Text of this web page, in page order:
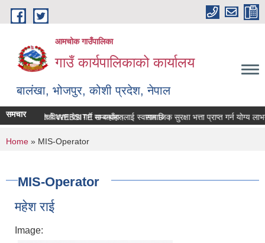
Skip to main content
आमचोक गाउँपालिका
गाउँ कार्यपालिकाको कार्यालय
बालंखा, भोजपुर, कोशी प्रदेश, नेपाल
गउँपालिकाको WEBSITE मा यहाँहरुलाई स्वागत छ ।
समचारसम्पत्ति विवरण पेश गर्ने सम्बन्धमा। सामाजिक सुरक्षा भत्ता प्राप्‍त गर्न योग्य
You are here
Home » MIS-Operator
MIS-Operator
महेश राई
Image: